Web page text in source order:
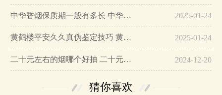
中华香烟保质期一般有多长 中华香烟保质期在哪里看的… 2025-01-24
黄鹤楼平安久久真伪鉴定技巧 黄鹤楼平安久久二维码在哪里… 2025-01-24
二十元左右的烟哪个好抽 二十元左右的香烟排行榜最新款… 2024-12-20
猜你喜欢